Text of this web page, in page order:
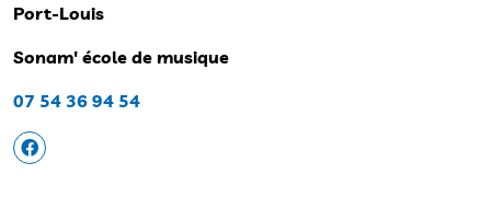
Port-Louis
Sonam' école de musique
07 54 36 94 54